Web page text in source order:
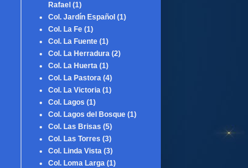
Rafael (1)
Col. Jardín Español (1)
Col. La Fe (1)
Col. La Fuente (1)
Col. La Herradura (2)
Col. La Huerta (1)
Col. La Pastora (4)
Col. La Victoria (1)
Col. Lagos (1)
Col. Lagos del Bosque (1)
Col. Las Brisas (5)
Col. Las Torres (3)
Col. Linda Vista (3)
Col. Loma Larga (1)